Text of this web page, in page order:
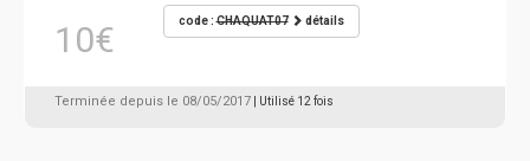
10€ code :CHAQUAT07 détails
Terminée depuis le 08/05/2017 | Utilisé 12 fois